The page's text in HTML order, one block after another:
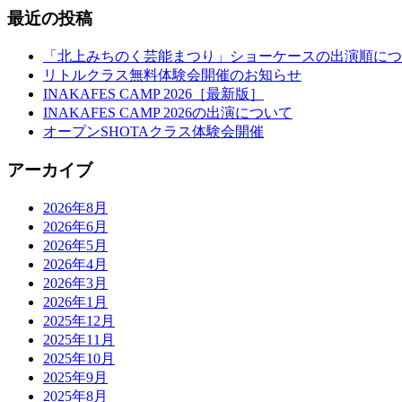
最近の投稿
「北上みちのく芸能まつり」ショーケースの出演順に
リトルクラス無料体験会開催のお知らせ
INAKAFES CAMP 2026［最新版］
INAKAFES CAMP 2026の出演について
オープンSHOTAクラス体験会開催
アーカイブ
2026年8月
2026年6月
2026年5月
2026年4月
2026年3月
2026年1月
2025年12月
2025年11月
2025年10月
2025年9月
2025年8月